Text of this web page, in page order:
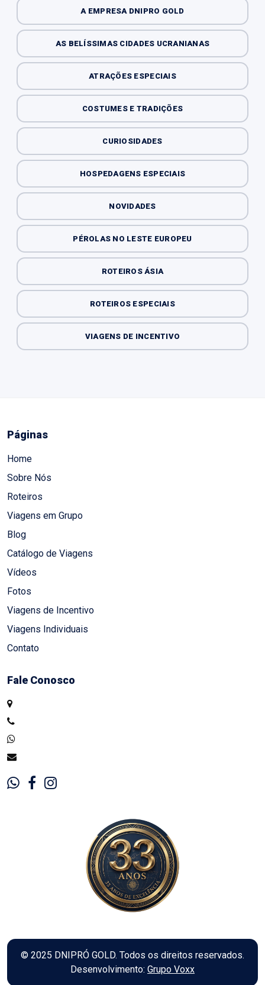
A EMPRESA DNIPRO GOLD
AS BELÍSSIMAS CIDADES UCRANIANAS
ATRAÇÕES ESPECIAIS
COSTUMES E TRADIÇÕES
CURIOSIDADES
HOSPEDAGENS ESPECIAIS
NOVIDADES
PÉROLAS NO LESTE EUROPEU
ROTEIROS ÁSIA
ROTEIROS ESPECIAIS
VIAGENS DE INCENTIVO
Páginas
Home
Sobre Nós
Roteiros
Viagens em Grupo
Blog
Catálogo de Viagens
Vídeos
Fotos
Viagens de Incentivo
Viagens Individuais
Contato
Fale Conosco
© 2025 DNIPRÓ GOLD. Todos os direitos reservados.
Desenvolvimento: Grupo Voxx